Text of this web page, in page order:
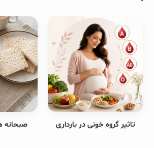
تاثیر گروه خونی در بارداری صبحانه